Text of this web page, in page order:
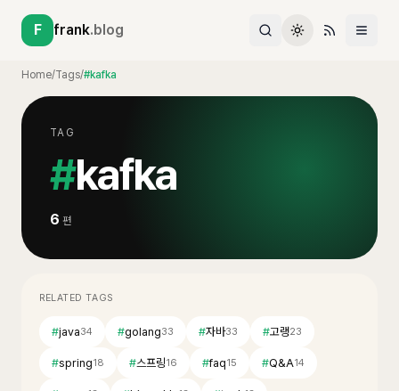
F frank.blog
Home/Tags/#kafka
TAG
#kafka
6 편
RELATED TAGS
#java34 #golang33 #자바33 #고랭23
#spring18 #스프링16 #faq15 #Q&A14